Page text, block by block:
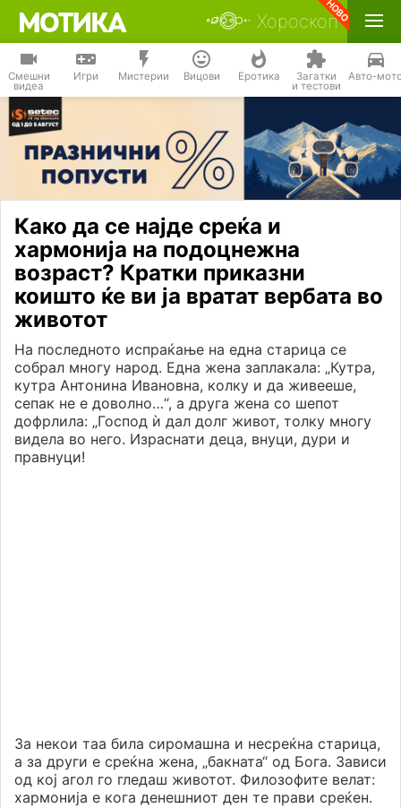
Хороскоп
Смешни
видеа
Игри Мистерии Вицови Еротика Загатки
и тестови
Авто-
Како да се најде среќа и
хармонија на подоцнежна
возраст? Кратки приказни
коишто ќе ви ја вратат вербата во
животот
На последното испраќање на една старица се
собрал многу народ. Една жена заплакала: „Кутра,
кутра Антонина Ивановна, колку и да живееше,
сепак не е доволно…“, а друга жена со шепот
дофрлила: „Господ ѝ дал долг живот, толку многу
видела во него. Израснати деца, внуци, дури и
правнуци!
За некои таа била сиромашна и несреќна старица,
а за други е среќна жена, „бакната“ од Бога. Зависи
од кој агол го гледаш животот. Филозофите велат:
хармонија е кога денешниот ден те прави среќен.